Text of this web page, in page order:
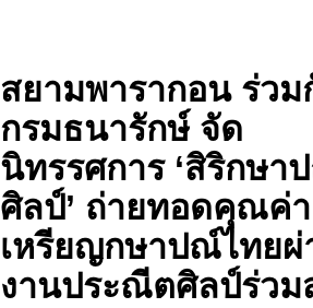
สยามพารากอน ร่วม
กรมธนารักษ์ จัด
นิทรรศการ ‘สิริกษา
ศิลป์’ ถ่ายทอดคุณค่า
เหรียญกษาปณ์ไทยผ่
งานประณีตศิลป์ร่วม